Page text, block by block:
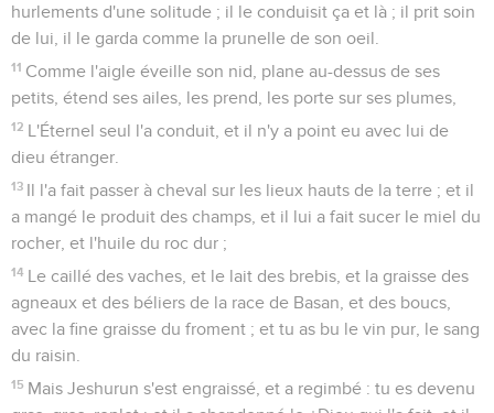
hurlements d'une solitude ; il le conduisit ça et là ; il prit soin
de lui, il le garda comme la prunelle de son oeil.
11 Comme l'aigle éveille son nid, plane au-dessus de ses
petits, étend ses ailes, les prend, les porte sur ses plumes,
12 L'Éternel seul l'a conduit, et il n'y a point eu avec lui de
dieu étranger.
13 Il l'a fait passer à cheval sur les lieux hauts de la terre ; et il
a mangé le produit des champs, et il lui a fait sucer le miel du
rocher, et l'huile du roc dur ;
14 Le caillé des vaches, et le lait des brebis, et la graisse des
agneaux et des béliers de la race de Basan, et des boucs,
avec la fine graisse du froment ; et tu as bu le vin pur, le sang
du raisin.
15 Mais Jeshurun s'est engraissé, et a regimbé : tu es devenu